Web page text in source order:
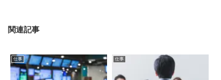
関連記事
仕事 仕事